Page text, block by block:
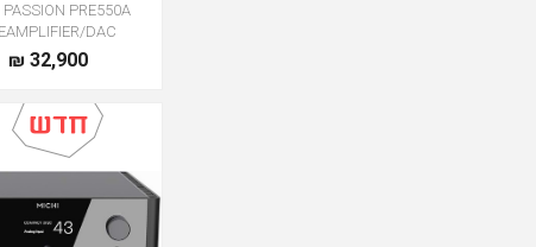
PASSION PRE550A
DAC
32,900 ₪